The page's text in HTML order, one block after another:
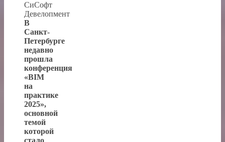
СиСофт
Девелопмент
В
Санкт-
Петербурге
недавно
прошла
конференция
«BIM
на
практике
2025»,
основной
темой
которой